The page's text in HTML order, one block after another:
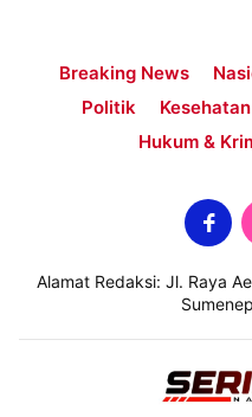
Breaking News
Politik
Kesehatan
Hukum &
Alamat Redaksi: Jl. Raya